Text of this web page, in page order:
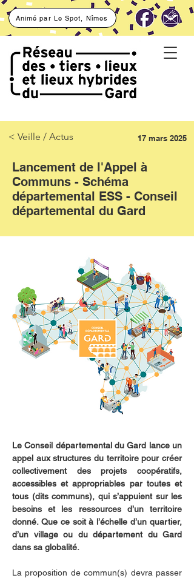
Animé par Le Spot, Nîmes
< Veille / Actus 17 mars 2025
Lancement de l'Appel à
Communs - Schéma
départemental ESS - Conseil
départemental du Gard
Le Conseil départemental du Gard lance un
appel aux structures du territoire pour créer
collectivement des projets coopératifs,
accessibles et appropriables par toutes et
tous (dits communs), qui s’appuient sur les
besoins et les ressources d’un territoire
donné. Que ce soit à l’échelle d’un quartier,
d’un village ou du département du Gard
dans sa globalité.
La proposition de commun(s) devra passer